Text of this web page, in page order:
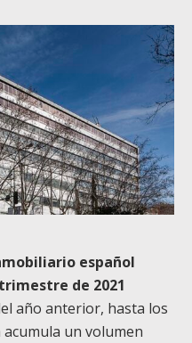
español
de 2021
año anterior, hasta los
acumula un volumen